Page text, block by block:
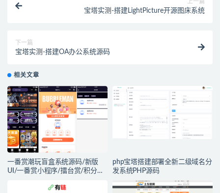
上一篇
宝塔实测-搭建LightPicture开源图床系统
下一篇
宝塔实测-搭建OA办公系统源码
相关文章
一番赏潮玩盲盒系统源码/新版
UI/一番赏小程序/擂台赏/积分赏/
php宝塔搭建部署全新二级域名分
发系统PHP源码